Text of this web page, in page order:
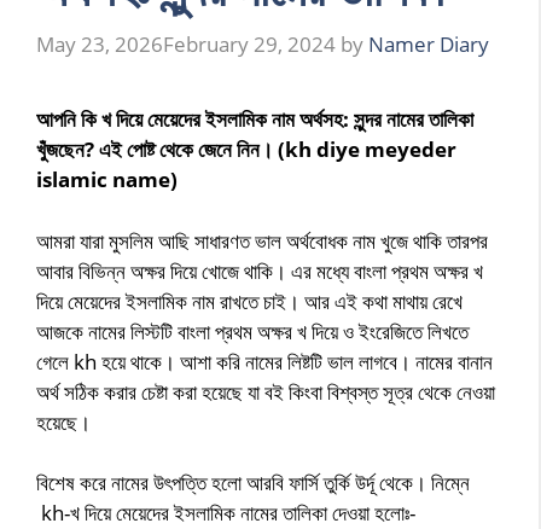
May 23, 2026February 29, 2024 by Namer Diary
আপনি কি খ দিয়ে মেয়েদের ইসলামিক নাম অর্থসহ: সুন্দর নামের তালিকা
খুঁজছেন? এই পোষ্ট থেকে জেনে নিন। (kh diye meyeder
islamic name)
আমরা যারা মুসলিম আছি সাধারণত ভাল অর্থবোধক নাম খুজে থাকি তারপর
আবার বিভিন্ন অক্ষর দিয়ে খোজে থাকি। এর মধ্যে বাংলা প্রথম অক্ষর খ
দিয়ে মেয়েদের ইসলামিক নাম রাখতে চাই। আর এই কথা মাথায় রেখে
আজকে নামের লিস্টটি বাংলা প্রথম অক্ষর খ দিয়ে ও ইংরেজিতে লিখতে
গেলে kh হয়ে থাকে। আশা করি নামের লিষ্টটি ভাল লাগবে। নামের বানান
অর্থ সঠিক করার চেষ্টা করা হয়েছে যা বই কিংবা বিশ্বস্ত সূত্র থেকে নেওয়া
হয়েছে।
বিশেষ করে নামের উৎপত্তি হলো আরবি ফার্সি তুর্কি উর্দূ থেকে। নিম্নে
kh-খ দিয়ে মেয়েদের ইসলামিক নামের তালিকা দেওয়া হলোঃ-